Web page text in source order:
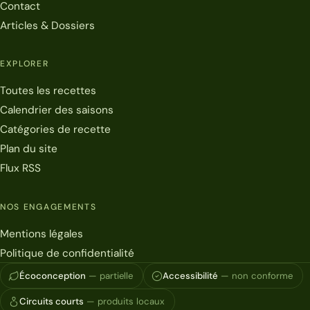
Contact
Articles & Dossiers
EXPLORER
Toutes les recettes
Calendrier des saisons
Catégories de recette
Plan du site
Flux RSS
NOS ENGAGEMENTS
Mentions légales
Politique de confidentialité
Écoconception — partielle Accessibilité — non conforme
Circuits courts — produits locaux